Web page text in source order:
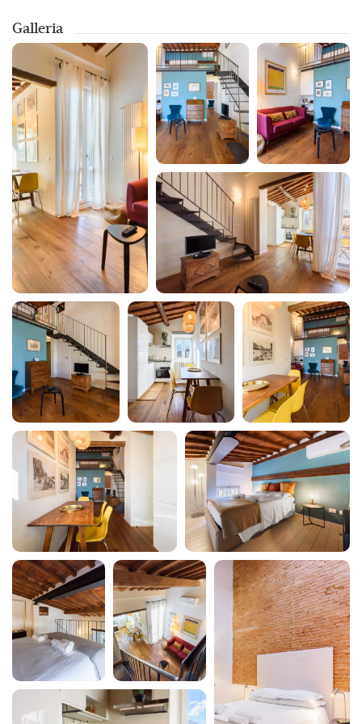
troverete molti posti tra cui scegliere
Distanze da alcuni dei principali
monumenti di Firenze
Cappella Brancacci: 150 mt
Basilica di Santo Spirito: 650 mt
Palazzo Pitti: 850 mt
Ponte Vecchio: 1 km
Basilica di Santa Maria Novella: 1,1 km
Uffizi: 1,3 km
Palazzo Vecchio: 1,4 km
Duomo: 1,4 km
IT048017C2U8C3POR4
Aria condizionata in camera
Asciugamani
Asciugatrice
Attrazioni turistiche
Bagno privato
Balcone/Terrazza
Biancheria da letto
Bicchieri
Bidet
Centro
Cucina
Divano
Doccia
Estintore
Famiglia
Ferro da stiro
Finestre in camera
Fornelli
Forno
Galleria